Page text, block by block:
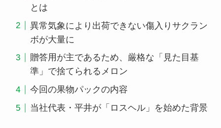
とは
異常気象により出荷できない傷入りサクラン
ボが大量に
贈答用が主であるため、厳格な「見た目基
準」で捨てられるメロン
今回の果物パックの内容
当社代表・平井が「ロスヘル」を始めた背景